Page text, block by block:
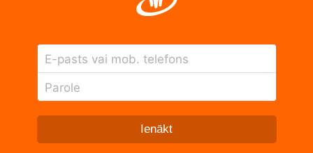
E-pasts vai mob. telefons
Parole
Ienākt